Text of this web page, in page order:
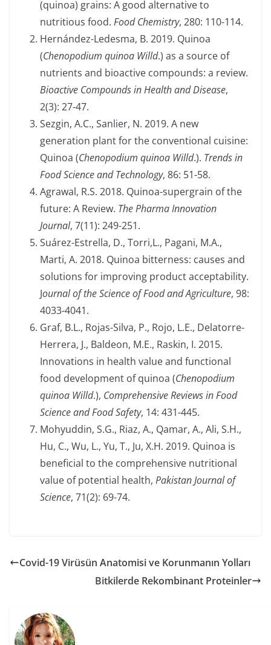
(quinoa) grains: A good alternative to
nutritious food. Food Chemistry, 280: 110-114.
Hernández-Ledesma, B. 2019. Quinoa
(Chenopodium quinoa Willd.) as a source of
nutrients and bioactive compounds: a review.
Bioactive Compounds in Health and Disease,
2(3): 27-47.
Sezgin, A.C., Sanlier, N. 2019. A new
generation plant for the conventional cuisine:
Quinoa (Chenopodium quinoa Willd.). Trends in
Food Science and Technology, 86: 51-58.
Agrawal, R.S. 2018. Quinoa-supergrain of the
future: A Review. The Pharma Innovation
Journal, 7(11): 249-251.
Suárez-Estrella, D., Torri,L., Pagani, M.A.,
Marti, A. 2018. Quinoa bitterness: causes and
solutions for improving product acceptability.
Journal of the Science of Food and Agriculture, 98:
4033-4041.
Graf, B.L., Rojas-Silva, P., Rojo, L.E., Delatorre-
Herrera, J., Baldeon, M.E., Raskin, I. 2015.
Innovations in health value and functional
food development of quinoa (Chenopodium
quinoa Willd.), Comprehensive Reviews in Food
Science and Food Safety, 14: 431-445.
Mohyuddin, S.G., Riaz, A., Qamar, A., Ali, S.H.,
Hu, C., Wu, L., Yu, T., Ju, X.H. 2019. Quinoa is
beneficial to the comprehensive nutritional
value of potential health, Pakistan Journal of
Science, 71(2): 69-74.
Covid-19 Virüsün Anatomisi ve Korunmanın Yolları
Bitkilerde Rekombinant Proteinler